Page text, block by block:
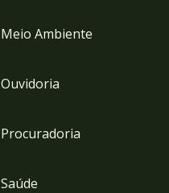
Meio Ambiente
Ouvidoria
Procuradoria
Saúde